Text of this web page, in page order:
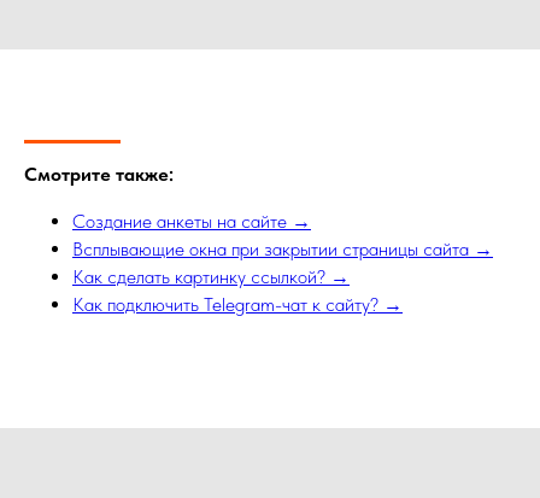
Смотрите также:
Создание анкеты на сайте →
Всплывающие окна при закрытии страницы сайта →
Как сделать картинку ссылкой? →
Как подключить Telegram-чат к сайту? →